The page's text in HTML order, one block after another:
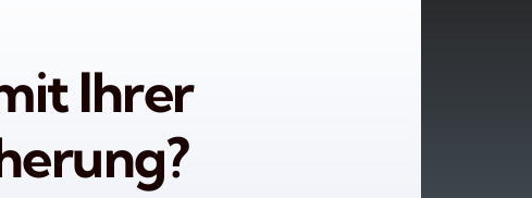
Ihrer